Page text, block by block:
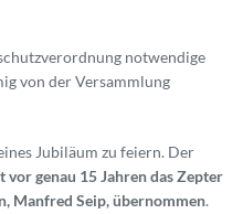
notwendige
von der Versammlung
Jubiläum zu feiern. Der
vor genau 15 Jahren das Zepter
Manfred Seip, übernommen.